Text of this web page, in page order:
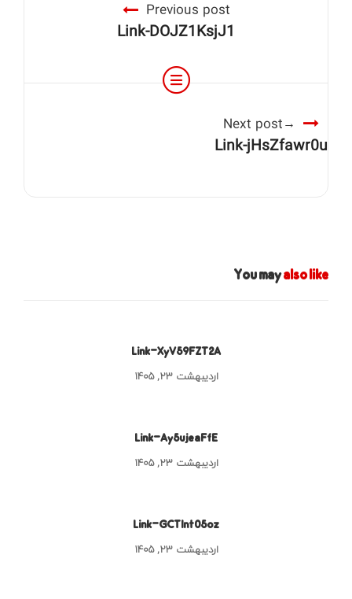
Previous post
Link-DOJZ1KsjJ1
Next post
Link-jHsZfawr0u
You mayalso like
Link-XyV59FZT2A
اردیبهشت ۲۳, ۱۴۰۵
Link-Ay5ujeaFfE
اردیبهشت ۲۳, ۱۴۰۵
Link-GCTInt05oz
اردیبهشت ۲۳, ۱۴۰۵